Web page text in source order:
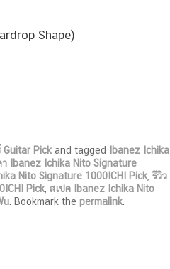
Shape)
Guitar Pick and tagged
Ibanez Ichika
า Ibanez Ichika Nito Signature
Nito Signature 1000ICHI Pick ,รีวิว
Pick สเปค Ibanez Ichika Nito
. Bookmark the permalink